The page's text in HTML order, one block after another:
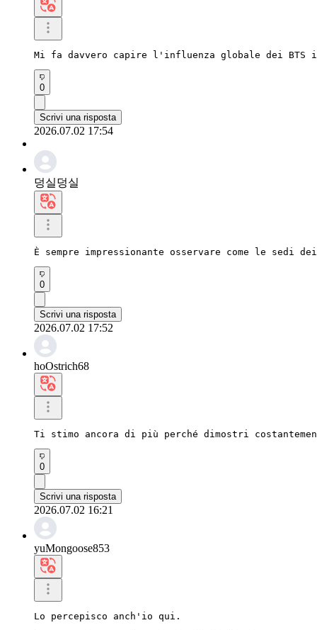
Mi fa davvero capire l'influenza globale dei
0
Scrivi una risposta
2026.07.02 17:54
덩실덩실
È sempre impressionante osservare come le
0
Scrivi una risposta
2026.07.02 17:52
hoOstrich68
Ti stimo ancora di più perché dimostri
0
Scrivi una risposta
2026.07.02 16:21
yuMongoose853
Lo percepisco anch'io qui.